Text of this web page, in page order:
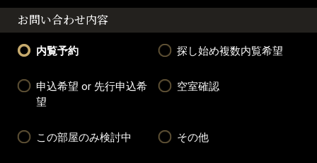
お問い合わせ内容
内覧予約 探し始め複数内覧希望
申込希望 or 先行申込希
望
空室確認
この部屋のみ検討中 その他